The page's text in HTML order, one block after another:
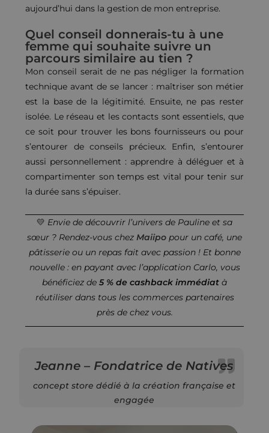
aujourd’hui dans la gestion de mon entreprise.
Quel conseil donnerais-tu à une
femme qui souhaite suivre un
parcours similaire au tien ?
Mon conseil serait de ne pas négliger la formation
technique avant de se lancer : maîtriser son métier
est la base de la légitimité. Ensuite, ne pas rester
isolée. Le réseau et les contacts sont essentiels, que
ce soit pour trouver les bons fournisseurs ou pour
s’entourer de conseils précieux. Enfin, s’entourer
aussi personnellement : apprendre à déléguer et à
compartimenter son temps est vital pour tenir sur
la durée sans s’épuiser.
💛 Envie de découvrir l’univers de Pauline et sa
sœur ? Rendez-vous chez Maiipo pour un café, une
pâtisserie ou un repas fait avec passion ! Et bonne
nouvelle : en payant avec l’application Carlo, vous
bénéficiez de 5 % de cashback immédiat à
réutiliser dans tous les commerces partenaires
près de chez vous.
Jeanne – Fondatrice de Natives
concept store dédié à la création française et
engagée